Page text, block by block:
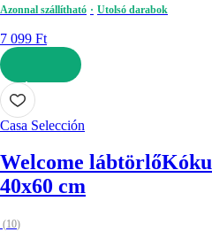
Azonnal szállítható
Utolsó darabok
7 099 Ft
KOSÁRBA
Casa Selección
Welcome lábtörlő
40x60 cm
(10)